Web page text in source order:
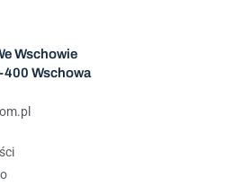
Wschowie
400 Wschowa